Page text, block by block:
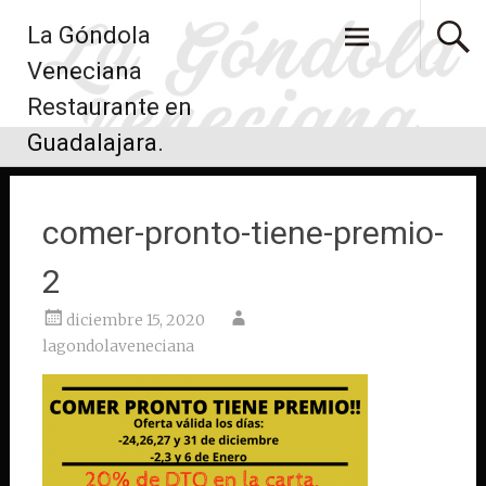
contenido
La Góndola
Veneciana
Restaurante en
Guadalajara.
comer-pronto-tiene-premio-
2
diciembre 15, 2020
lagondolaveneciana